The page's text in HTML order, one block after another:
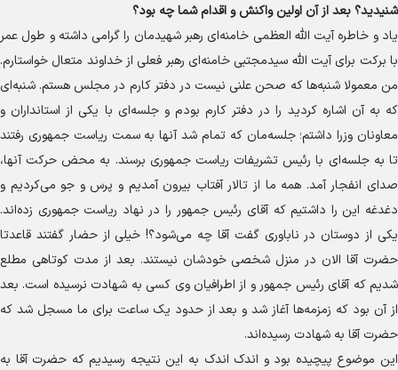
شنیدید؟ بعد از آن اولین واکنش و اقدام شما چه بود؟
یاد و خاطره آیت الله العظمی خامنه‌ای رهبر شهیدمان را گرامی داشته و طول عمر
با برکت برای آیت الله سیدمجتبی خامنه‌ای رهبر فعلی از خداوند متعال خواستارم.
من معمولا شنبه‌ها که صحن علنی نیست در دفتر کارم در مجلس هستم. شنبه‌ای
که به آن اشاره کردید را در دفتر کارم بودم و جلسه‌ای با یکی از استانداران و
معاونان وزرا داشتم؛ جلسه‌مان که تمام شد آنها به سمت ریاست جمهوری رفتند
تا به جلسه‌ای با رئیس تشریفات ریاست جمهوری برسند. به محض حرکت آنها،
صدای انفجار آمد. همه ما از تالار آفتاب بیرون آمدیم و پرس و جو می‌کردیم و
دغدغه این را داشتیم که آقای رئیس جمهور را در نهاد ریاست جمهوری زده‌اند.
یکی از دوستان در ناباوری گفت آقا چه می‌شود؟! خیلی از حضار گفتند قاعدتا
حضرت آقا الان در منزل شخصی خودشان نیستند. بعد از مدت کوتاهی مطلع
شدیم که آقای رئیس جمهور و از اطرافیان وی کسی به شهادت نرسیده است. بعد
از آن بود که زمزمه‌ها آغاز شد و بعد از حدود یک ساعت برای ما مسجل شد که
حضرت آقا به شهادت رسیده‌اند.
این موضوع پیچیده بود و اندک اندک به این نتیجه رسیدیم که حضرت آقا به